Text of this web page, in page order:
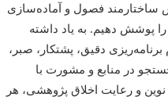
فصول و آماده‌سازی
دهیم. به یاد داشته
دقیق، پشتکار، صبر،
در منابع و مشورت با
و رعایت اخلاق پژوهشی، هر